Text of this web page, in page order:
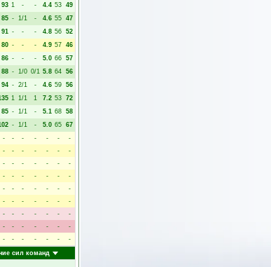
93 1 - - 4.4 53 49
85 - 1/1 - 4.6 55 47
91 - - - 4.8 56 52
80 - - - 4.9 57 46
86 - - - 5.0 66 57
88 - 1/0 0/1 5.8 64 56
94 - 2/1 - 4.6 59 56
1 1/1 1 7.2 53 72
85 - 1/1 - 5.1 68 58
- 1/1 - 5.0 65 67
- - - - - -
-
- - - - - -
-
- - - - - -
-
- - - - - -
-
- - - - - -
-
- - - - - -
-
- - - - - -
-
- - - - - -
-
- - - - - -
-
сил команд